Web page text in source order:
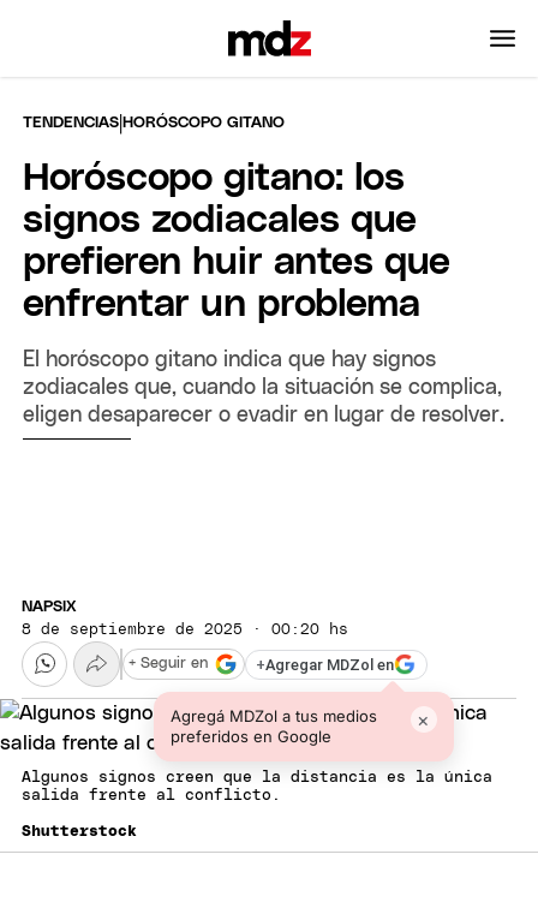
TENDENCIAS |HORÓSCOPO GITANO
Horóscopo gitano: los
signos zodiacales que
prefieren huir antes que
enfrentar un problema
El horóscopo gitano indica que hay signos
zodiacales que, cuando la situación se complica,
eligen desaparecer o evadir en lugar de resolver.
NAPSIX
8 de septiembre de 2025 · 00:20 hs
+Agregar MDZol en
Agregá MDZol a tus medios
preferidos en Google
×
+ Seguir en
Algunos signos creen que la distancia es la única
salida frente al conflicto.
Shutterstock